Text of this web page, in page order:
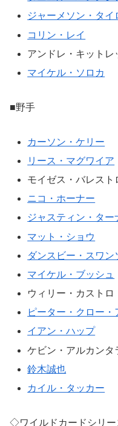
ジャーメソン・タイ
コリン・レイ
アンドレ・キットレ
マイケル・ソロカ
■野手
カーソン・ケリー
リース・マグワイア
モイゼス・バレスト
ニコ・ホーナー
ジャスティン・ター
マット・ショウ
ダンスビー・スワン
マイケル・ブッシュ
ウィリー・カストロ
ピーター・クロー
イアン・ハップ
ケビン・アルカンタ
鈴木誠也
カイル・タッカー
◇ワイルドカードシリー